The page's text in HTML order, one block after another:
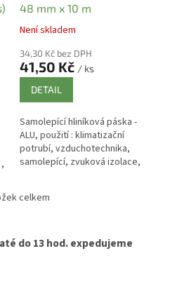
48 mm x 10 m
Není skladem
34,30 Kč bez DPH
41,50 Kč / ks
DETAIL
Samolepící hliníková páska -
ALU, použití : klimatizační
potrubí, vzduchotechnika,
samolepící, zvuková izolace,
O
á
celkem
do 13 hod. expedujeme